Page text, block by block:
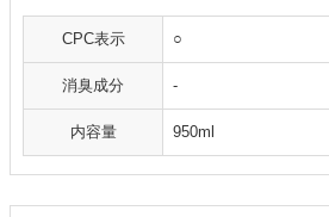
CPC表示 ○
消臭成分 -
内容量 950ml